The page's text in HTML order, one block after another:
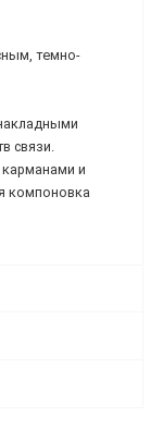
темно-
связи.
и
компоновка